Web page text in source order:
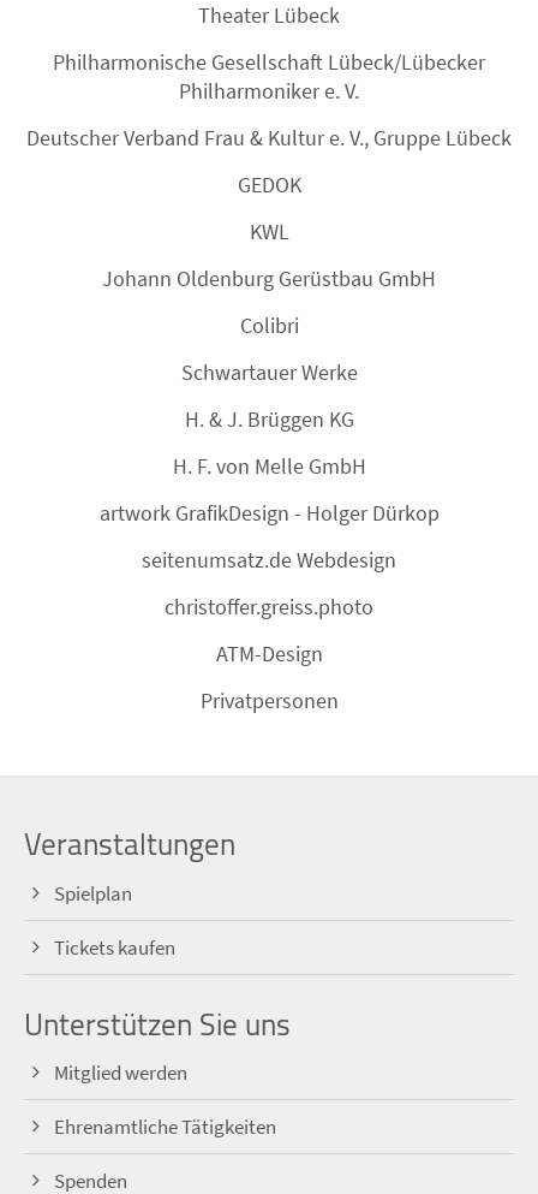
Theater Lübeck
Philharmonische Gesellschaft Lübeck/Lübecker
Philharmoniker e. V.
Deutscher Verband Frau & Kultur e. V., Gruppe Lübeck
GEDOK
KWL
Johann Oldenburg Gerüstbau GmbH
Colibri
Schwartauer Werke
H. & J. Brüggen KG
H. F. von Melle GmbH
artwork GrafikDesign - Holger Dürkop
seitenumsatz.de Webdesign
christoffer.greiss.photo
ATM-Design
Privatpersonen
Veranstaltungen
Spielplan
Tickets kaufen
Unterstützen Sie uns
Mitglied werden
Ehrenamtliche Tätigkeiten
Spenden